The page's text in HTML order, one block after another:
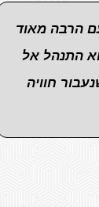
הרבה מאוד
התנהל אל
חוויה